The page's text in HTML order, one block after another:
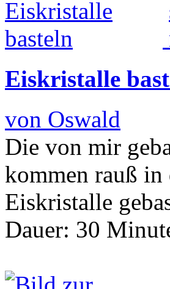
Eiskristalle
von Oswald
Die von mir
kommen rauß in
Eiskristalle
Dauer: 30